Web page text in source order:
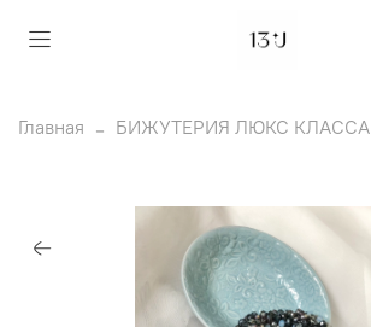
Главная БИЖУТЕРИЯ ЛЮКС КЛАССА